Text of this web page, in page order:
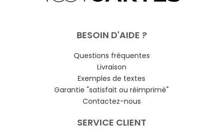
BESOIN D'AIDE ?
Questions fréquentes
Livraison
Exemples de textes
Garantie "satisfait ou réimprimé"
Contactez-nous
SERVICE CLIENT